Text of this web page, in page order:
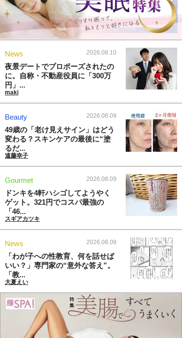
News 2026.08.10
夜景デートでプロポーズされたの
に。自称・不動産役員に「300万
円」...
maki
Beauty 2026.08.09
49歳の「老け見えサイン」はどう
変わる？スキンケアの最後に“塗
るだ...
遠藤幸子
Gourmet 2026.08.09
ドンキを4軒ハシゴしてようやく
ゲット。321円でコスパ最強の
「46...
スギアカツキ
News 2026.08.09
「わが子への性教育、何を話せば
いい？」専門家の“意外な答え”。
「教...
大夏えい